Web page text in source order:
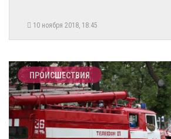
10 ноября 2018, 18:45
ПРОИСШЕСТВИЯ